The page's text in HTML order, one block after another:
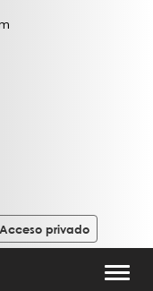
Acceso privado